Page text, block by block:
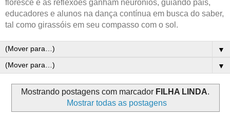
floresce e as reflexões ganham neurônios, guiando pais,
educadores e alunos na dança contínua em busca do saber,
tal como girassóis em seu compasso com o sol.
▼
▼
Mostrando postagens com marcador FILHA LINDA.
Mostrar todas as postagens